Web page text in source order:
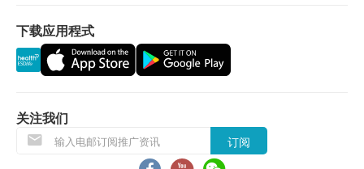
50亳升(可用次数：约150次)
100亳升(可用次数：约300次)
偿。
顺荣投资贸易有限公司会根据阁下提供的地址尽力
确保货品在送货日期前送到该地址，若因阁下的原
顺荣投资贸易有限公司保留权利包括任何拒绝要求
退款申请之权利。
如欲取消订单，顾客必须于订单出货前24小时联络
下载应用程式
关注我们
订阅